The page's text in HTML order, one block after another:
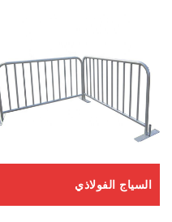
السياج الفولاذي